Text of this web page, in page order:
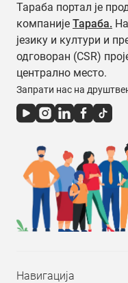
Тараба портал је
компаније Тараба.
језику и култури и
одговоран (CSR)
централно место.
Запрати нас на
Навигација